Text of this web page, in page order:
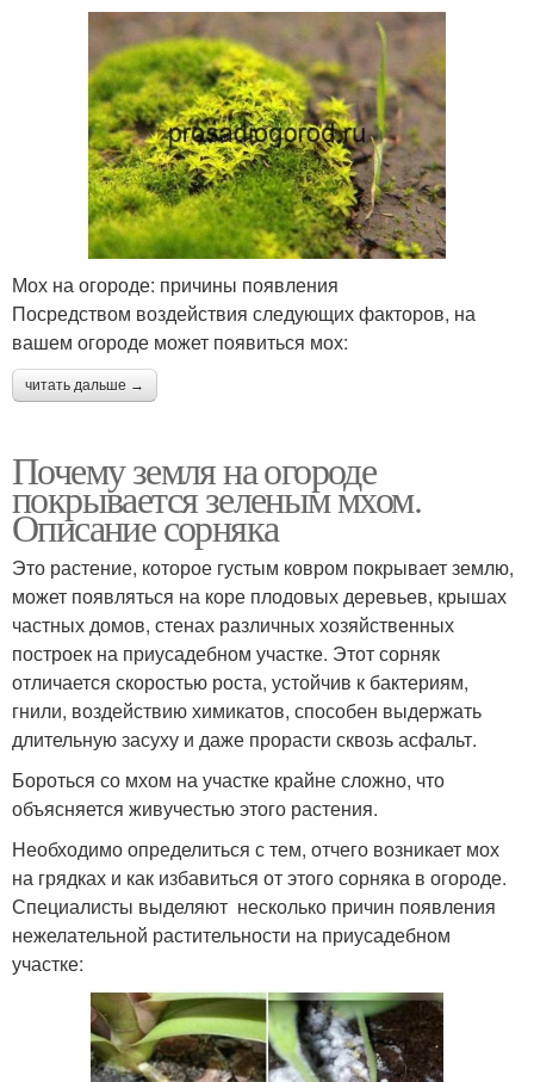
Мох на огороде: причины появления
Посредством воздействия следующих факторов, на
вашем огороде может появиться мох:
читать дальше →
Почему земля на огороде
покрывается зеленым мхом.
Описание сорняка
Это растение, которое густым ковром покрывает землю,
может появляться на коре плодовых деревьев, крышах
частных домов, стенах различных хозяйственных
построек на приусадебном участке. Этот сорняк
отличается скоростью роста, устойчив к бактериям,
гнили, воздействию химикатов, способен выдержать
длительную засуху и даже прорасти сквозь асфальт.
Бороться со мхом на участке крайне сложно, что
объясняется живучестью этого растения.
Необходимо определиться с тем, отчего возникает мох
на грядках и как избавиться от этого сорняка в огороде.
Специалисты выделяют несколько причин появления
нежелательной растительности на приусадебном
участке: